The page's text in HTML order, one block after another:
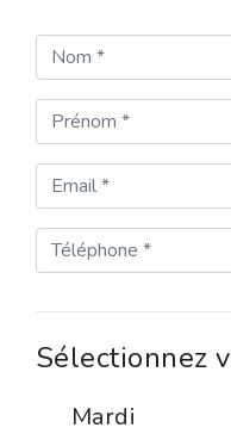
Sélectionnez
Mardi